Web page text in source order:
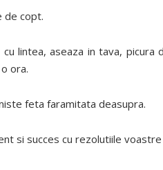
de copt.
lintea, aseaza in tava, picura
ora.
feta faramitata deasupra.
si succes cu rezolutiile